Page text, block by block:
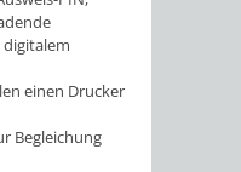
einen Drucker
Begleichung